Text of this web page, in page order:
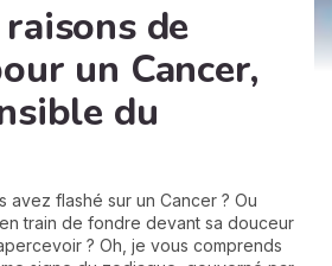
de
un Cancer,
du
avez flashé sur un Cancer ? Ou
train de fondre devant sa douceur
? Oh, je vous comprends